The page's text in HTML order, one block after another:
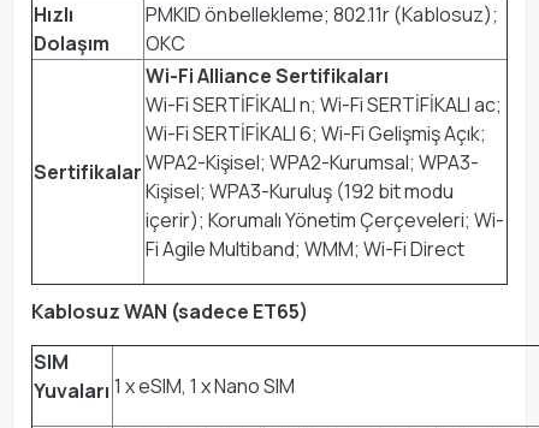
Hızlı
Dolaşım
PMKID önbellekleme; 802.11r (Kablosuz);
OKC
Sertifikalar
Wi-Fi Alliance Sertifikaları
Wi-Fi SERTİFİKALI n; Wi-Fi SERTİFİKALI ac;
Wi-Fi SERTİFİKALI 6; Wi-Fi Gelişmiş Açık;
WPA2-Kişisel; WPA2-Kurumsal; WPA3-
Kişisel; WPA3-Kuruluş (192 bit modu
içerir); Korumalı Yönetim Çerçeveleri; Wi-
Fi Agile Multiband; WMM; Wi-Fi Direct
Kablosuz WAN (sadece ET65)
SIM
Yuvaları 1 x eSIM, 1 x Nano SIM